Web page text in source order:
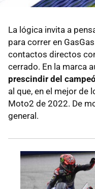
La lógica invita a
para correr en
contactos directos
cerrado. En la marca
prescindir del
al que, en el mejor de
Moto2 de 2022. De
general.